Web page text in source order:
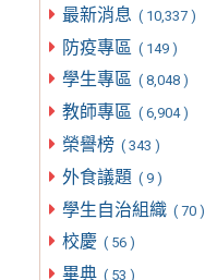
最新消息 ( 10,337 )
防疫專區 ( 149 )
學生專區 ( 8,048 )
教師專區 ( 6,904 )
榮譽榜 ( 343 )
外食議題 ( 9 )
學生自治組織 ( 70 )
校慶 ( 56 )
畢典 ( 53 )